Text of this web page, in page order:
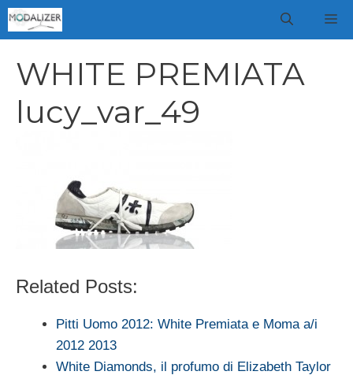
Vai
al
WHITE PREMIATA
lucy_var_49
Related Posts:
Pitti Uomo 2012: White Premiata e Moma a/i
2012 2013
White Diamonds, il profumo di Elizabeth Taylor